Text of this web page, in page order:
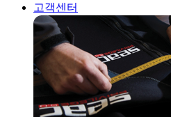
고객센터